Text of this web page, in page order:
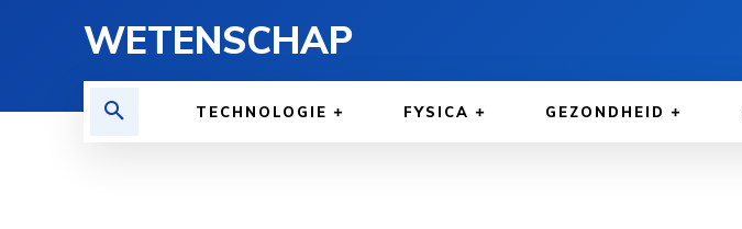
WETENSCHAP
TECHNOLOGIE FYSICA GEZONDHEID